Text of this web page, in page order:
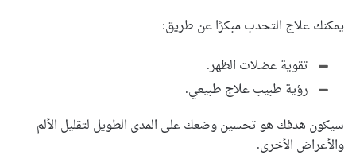
يمكنك علاج التحدب مبكرًا عن طريق:
تقوية عضلات الظهر.
رؤية طبيب علاج طبيعي.
سيكون هدفك هو تحسين وضعك على المدى الطويل لتقليل الألم
والأعراض الأخرى.